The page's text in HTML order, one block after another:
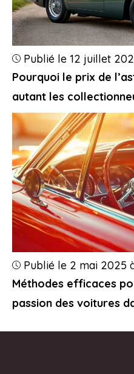
Pourquoi le prix de
autant les
Publié le 12 juillet
Méthodes efficaces
passion des voitures
Publié le 2 mai 2025